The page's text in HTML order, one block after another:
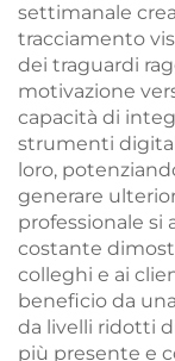
settimanale
tracciamento
dei traguardi
motivazione
capacità di
strumenti
loro,
generare
professionale si
costante
colleghi e ai
beneficio da
da livelli ridotti
più presente e